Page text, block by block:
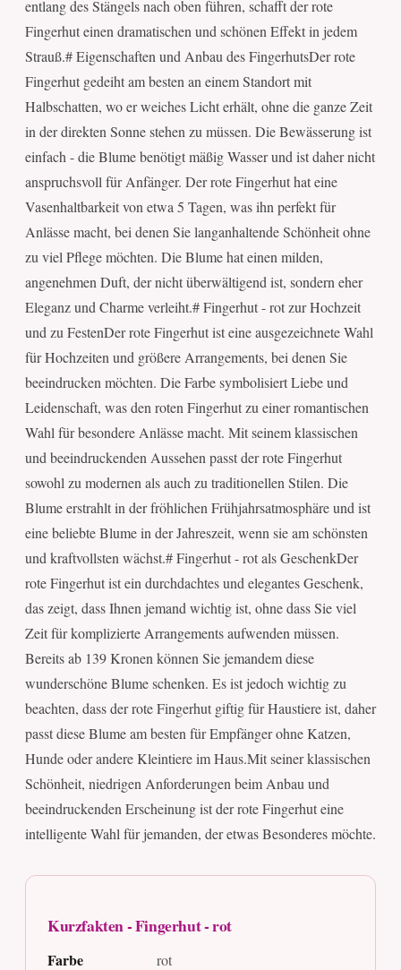
entlang des Stängels nach oben führen, schafft der rote
Fingerhut einen dramatischen und schönen Effekt in jedem
Strauß.# Eigenschaften und Anbau des FingerhutsDer rote
Fingerhut gedeiht am besten an einem Standort mit
Halbschatten, wo er weiches Licht erhält, ohne die ganze Zeit
in der direkten Sonne stehen zu müssen. Die Bewässerung ist
einfach - die Blume benötigt mäßig Wasser und ist daher nicht
anspruchsvoll für Anfänger. Der rote Fingerhut hat eine
Vasenhaltbarkeit von etwa 5 Tagen, was ihn perfekt für
Anlässe macht, bei denen Sie langanhaltende Schönheit ohne
zu viel Pflege möchten. Die Blume hat einen milden,
angenehmen Duft, der nicht überwältigend ist, sondern eher
Eleganz und Charme verleiht.# Fingerhut - rot zur Hochzeit
und zu FestenDer rote Fingerhut ist eine ausgezeichnete Wahl
für Hochzeiten und größere Arrangements, bei denen Sie
beeindrucken möchten. Die Farbe symbolisiert Liebe und
Leidenschaft, was den roten Fingerhut zu einer romantischen
Wahl für besondere Anlässe macht. Mit seinem klassischen
und beeindruckenden Aussehen passt der rote Fingerhut
sowohl zu modernen als auch zu traditionellen Stilen. Die
Blume erstrahlt in der fröhlichen Frühjahrsatmosphäre und ist
eine beliebte Blume in der Jahreszeit, wenn sie am schönsten
und kraftvollsten wächst.# Fingerhut - rot als GeschenkDer
rote Fingerhut ist ein durchdachtes und elegantes Geschenk,
das zeigt, dass Ihnen jemand wichtig ist, ohne dass Sie viel
Zeit für komplizierte Arrangements aufwenden müssen.
Bereits ab 139 Kronen können Sie jemandem diese
wunderschöne Blume schenken. Es ist jedoch wichtig zu
beachten, dass der rote Fingerhut giftig für Haustiere ist, daher
passt diese Blume am besten für Empfänger ohne Katzen,
Hunde oder andere Kleintiere im Haus.Mit seiner klassischen
Schönheit, niedrigen Anforderungen beim Anbau und
beeindruckenden Erscheinung ist der rote Fingerhut eine
intelligente Wahl für jemanden, der etwas Besonderes möchte.
Kurzfakten - Fingerhut - rot
Farbe rot